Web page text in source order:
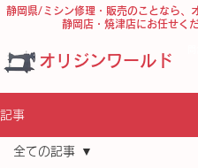
オリジンワールド
静岡県/ミシン修理・販売のことなら、
静岡店・焼津店にお任せく
記事
全ての記事